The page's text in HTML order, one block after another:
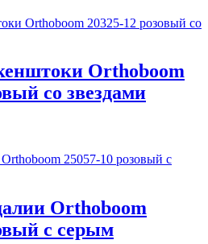
Orthoboom
со звездами
Orthoboom
с серым